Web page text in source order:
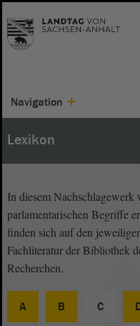
Navigation
Lexikon
In diesem Nachschlagewerk
parlamentarischen Begriffe
finden sich auf den
Fachliteratur der Bibliothek
Recherchen.
A B C